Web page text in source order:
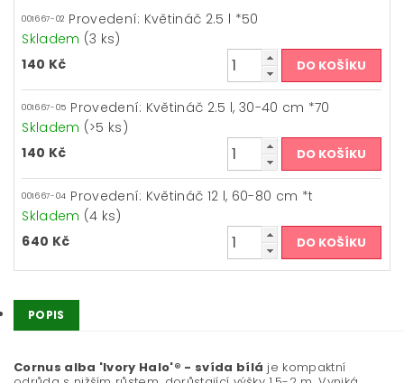
001667-02 Provedení: Květináč 2.5 l *50
Skladem (3 ks)
140 Kč
001667-05 Provedení: Květináč 2.5 l, 30-40 cm *70
Skladem (>5 ks)
140 Kč
001667-04 Provedení: Květináč 12 l, 60-80 cm *t
Skladem (4 ks)
640 Kč
POPIS
Cornus alba 'Ivory Halo'® - svída bílá je kompaktní